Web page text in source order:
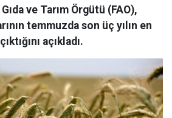
ve Tarım Örgütü (FAO),
temmuzda son üç yılın en
açıkladı.